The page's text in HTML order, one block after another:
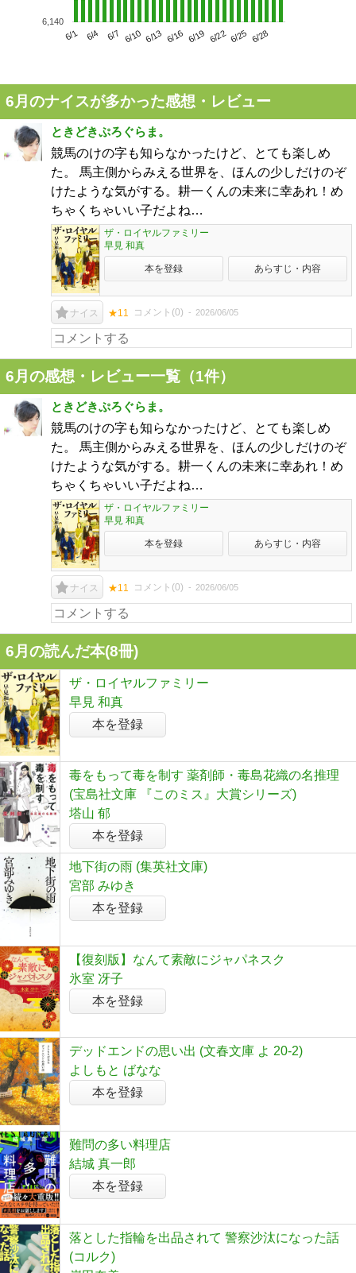
6/1 6/4 6/7 6/10 6/13 6/16 6/19 6/22 6/25 6/28
6,140
6月のナイスが多かった感想・レビュー
ときどきぷろぐらま。
競馬のけの字も知らなかったけど、とても楽しめ
た。 馬主側からみえる世界を、ほんの少しだけのぞ
けたような気がする。耕一くんの未来に幸あれ！め
ちゃくちゃいい子だよね…
ザ・ロイヤルファミリー
早見 和真
本を登録 あらすじ・内容
ナイス ★11 コメント(0) 2026/06/05
6月の感想・レビュー一覧（1件）
ときどきぷろぐらま。
競馬のけの字も知らなかったけど、とても楽しめ
た。 馬主側からみえる世界を、ほんの少しだけのぞ
けたような気がする。耕一くんの未来に幸あれ！め
ちゃくちゃいい子だよね…
ザ・ロイヤルファミリー
早見 和真
本を登録 あらすじ・内容
ナイス ★11 コメント(0) 2026/06/05
6月の読んだ本(8冊)
ザ・ロイヤルファミリー
早見 和真
本を登録
毒をもって毒を制す 薬剤師・毒島花織の名推理
(宝島社文庫 『このミス』大賞シリーズ)
塔山 郁
本を登録
地下街の雨 (集英社文庫)
宮部 みゆき
本を登録
【復刻版】なんて素敵にジャパネスク
氷室 冴子
本を登録
デッドエンドの思い出 (文春文庫 よ 20-2)
よしもと ばなな
本を登録
難問の多い料理店
結城 真一郎
本を登録
落とした指輪を出品されて 警察沙汰になった話
(コルク)